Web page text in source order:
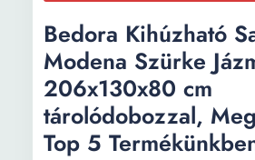
Bedora Kihúzható
Modena Szürke
206x130x80 cm
tárolódobozzal,
Top 5